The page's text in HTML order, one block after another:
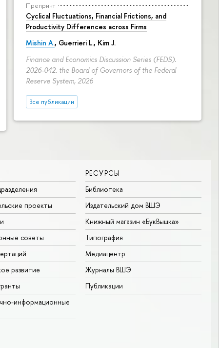
Препринт
Cyclical Fluctuations, Financial Frictions, and
Productivity Differences across Firms
Mishin A., Guerrieri L., Kim J.
Finance and Economics Discussion Series (FEDS).
2026-042. the Board of Governors of the Federal
Reserve System, 2026
Все публикации
проекты
советы
развитие
информационные
РЕСУРСЫ
Библиотека
Издательский дом ВШЭ
Книжный магазин «БукВышка»
Типография
Медиацентр
Журналы ВШЭ
Публикации